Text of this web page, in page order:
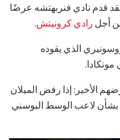
قدم نادي فنربهتشه عرضًا
رادي كرونيتش.
الذي يقوده
الأخير: إذا رفض الميلان
بشأن لاعب الوسط البوسني